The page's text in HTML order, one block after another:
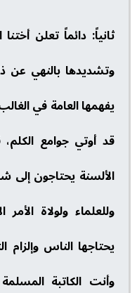
ثانياً: دائماً تعلن
وتشديدها بالنهي
يفهمها العامة في
قد أوتي جوامع
الألسنة يحتاجون إلى
وللعلماء ولولاة
يحتاجها الناس
وأنت الكاتبة